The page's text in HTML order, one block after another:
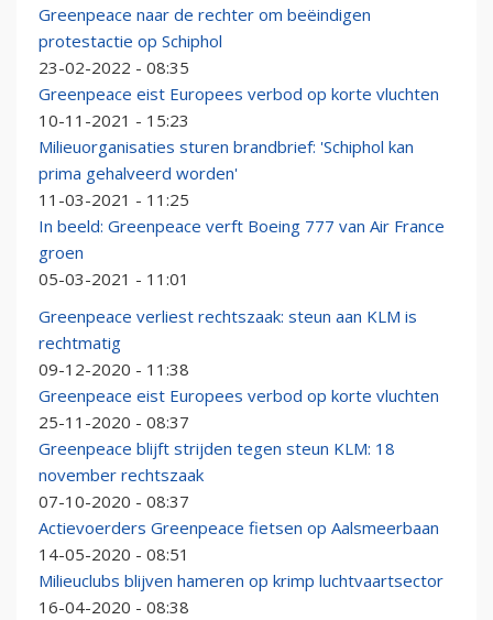
Greenpeace naar de rechter om beëindigen
protestactie op Schiphol
23-02-2022 - 08:35
Greenpeace eist Europees verbod op korte vluchten
10-11-2021 - 15:23
Milieuorganisaties sturen brandbrief: 'Schiphol kan
prima gehalveerd worden'
11-03-2021 - 11:25
In beeld: Greenpeace verft Boeing 777 van Air France
groen
05-03-2021 - 11:01
Greenpeace verliest rechtszaak: steun aan KLM is
rechtmatig
09-12-2020 - 11:38
Greenpeace eist Europees verbod op korte vluchten
25-11-2020 - 08:37
Greenpeace blijft strijden tegen steun KLM: 18
november rechtszaak
07-10-2020 - 08:37
Actievoerders Greenpeace fietsen op Aalsmeerbaan
14-05-2020 - 08:51
Milieuclubs blijven hameren op krimp luchtvaartsector
16-04-2020 - 08:38